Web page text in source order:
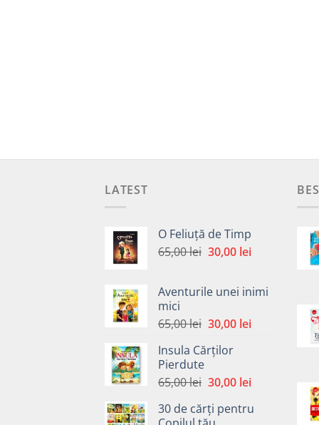
LATEST
O Feliuță de Timp
65,00lei Prețul
fost:
30,00 leiPrețul
30,00 lei.
Aventurile unei inimi
mici
65,00lei Prețul
a
65,00 lei.
30,00 leiPrețul
Insula Cărților
Pierdute
65,00lei Prețul
a
30,00 leiPrețul
este:
30 de cărți pentru